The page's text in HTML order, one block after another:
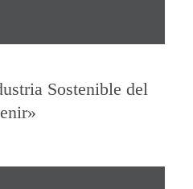
Sostenible del